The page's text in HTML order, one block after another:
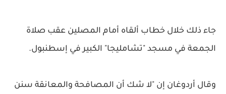
جاء ذلك خلال خطاب ألقاه أمام المصلين عقب صلاة
الجمعة في مسجد "تشامليجا" الكبير في إسطنبول.
وقال أردوغان إن "لا شك أن المصافحة والمعانقة سنن